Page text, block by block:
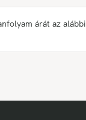
árát az alábbi